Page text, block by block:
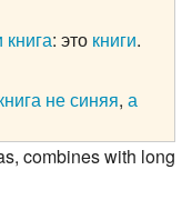
книга: это книги.
несиняя, а
combines with long